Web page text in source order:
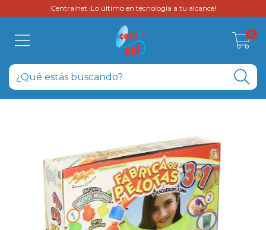
Centralnet ¡Lo último en tecnología a tu alcance!
0